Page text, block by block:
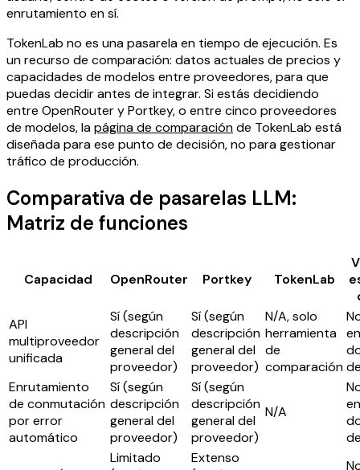
enrutamiento en sí.
TokenLab no es una pasarela en tiempo de ejecución. Es
un recurso de comparación: datos actuales de precios y
capacidades de modelos entre proveedores, para que
puedas decidir antes de integrar. Si estás decidiendo
entre OpenRouter y Portkey, o entre cinco proveedores
de modelos, lapágina de comparaciónde TokenLab está
diseñada para ese punto de decisión, no para gestionar
tráfico de producción.
Comparativa de pasarelas LLM:
Matriz de funciones
Capacidad OpenRouter Portkey TokenLab
API
multiproveedor
unificada
Sí (según
descripción
general del
proveedor)
Sí (según
descripción
general del
proveedor)
N/A, solo
herramienta
de
comparación
en
Enrutamiento
de conmutación
por error
automático
Sí (según
descripción
general del
proveedor)
Sí (según
descripción
general del
proveedor)
N/A
en
Limitado
Extenso